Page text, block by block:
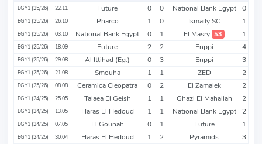
EGY1 (25/26) 22.11 Future 0 0 National Bank Egypt 0
EGY1 (25/26) 26.10 Pharco 1 0 Ismaily SC 1
EGY1 (25/26) 03.10 National Bank Egypt 0 1 El Masry 53 1
EGY1 (25/26) 18.09 Future 2 2 Enppi 4
EGY1 (25/26) 29.08 Al Ittihad (Eg.) 0 3 Enppi 3
EGY1 (25/26) 21.08 Smouha 1 1 ZED 2
EGY1 (25/26) 08.08 Ceramica Cleopatra 0 2 El Zamalek 2
EGY1 (24/25) 25.05 Talaea El Geish 1 1 Ghazl El Mahallah 2
EGY1 (24/25) 13.05 Haras El Hedoud 1 1 National Bank Egypt 2
EGY1 (24/25) 07.05 El Gounah 0 1 Future 1
EGY1 (24/25) 30.04 Haras El Hedoud 1 2 Pyramids 3